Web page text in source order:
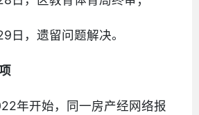
日，遗留问题解决。
年开始，同一房产经网络报